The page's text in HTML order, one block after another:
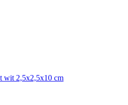
wit 2,5x2,5x10 cm